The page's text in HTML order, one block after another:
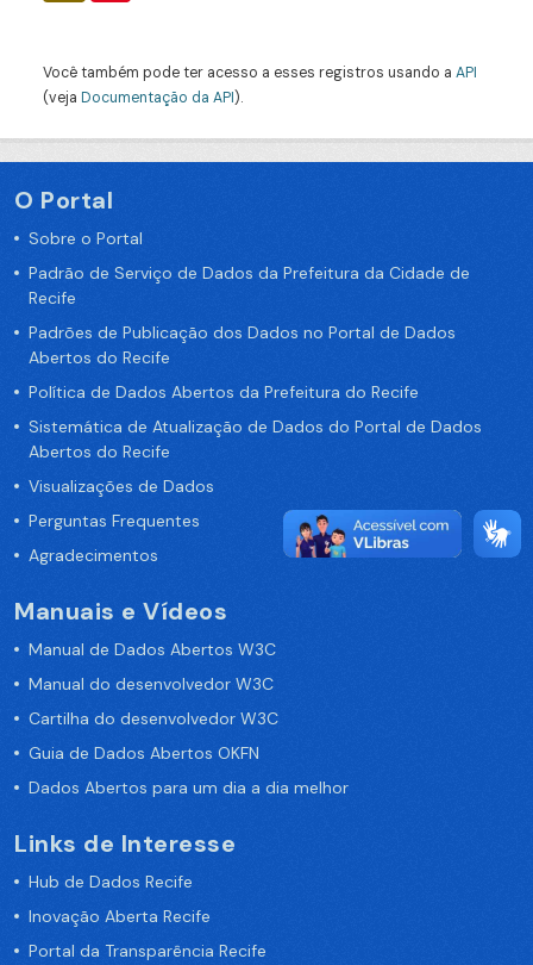
Você também pode ter acesso a esses registros usando a API
(veja Documentação da API).
O Portal
Sobre o Portal
Padrão de Serviço de Dados da Prefeitura da Cidade de
Recife
Padrões de Publicação dos Dados no Portal de Dados
Abertos do Recife
Política de Dados Abertos da Prefeitura do Recife
Sistemática de Atualização de Dados do Portal de Dados
Abertos do Recife
Visualizações de Dados
Perguntas Frequentes
Agradecimentos
Manuais e Vídeos
Manual de Dados Abertos W3C
Manual do desenvolvedor W3C
Cartilha do desenvolvedor W3C
Guia de Dados Abertos OKFN
Dados Abertos para um dia a dia melhor
Links de Interesse
Hub de Dados Recife
Inovação Aberta Recife
Portal da Transparência Recife